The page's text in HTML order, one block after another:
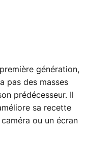
génération,
pas des masses
prédécesseur. Il
sa recette
ou un écran